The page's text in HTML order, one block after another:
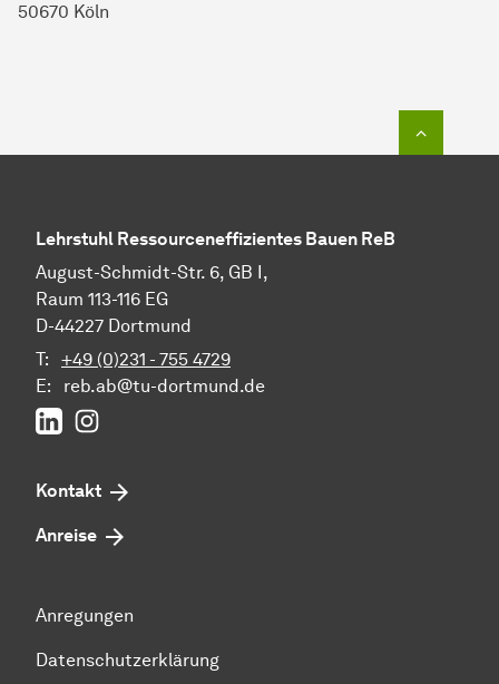
50670 Köln
Lehrstuhl Ressourceneffizientes Bauen ReB
August-Schmidt-Str. 6, GB I,
Raum 113-116 EG
D-44227 Dortmund
T: +49 (0)231 - 755 4729
E: reb.ab@tu-dortmund.de
LinkedIn
Kontakt
Anreise
Anregungen
Datenschutzerklärung